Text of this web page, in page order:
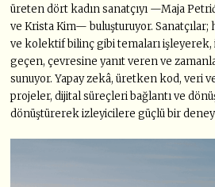
üreten dört kadın sanatçıyı —Maja
ve Krista Kim— buluşturuyor. Sanatçılar;
ve kolektif bilinç gibi temaları
geçen, çevresine yanıt veren ve
sunuyor. Yapay zekâ, üretken kod, veri
projeler, dijital süreçleri bağlantı ve
dönüştürerek izleyicilere güçlü bir